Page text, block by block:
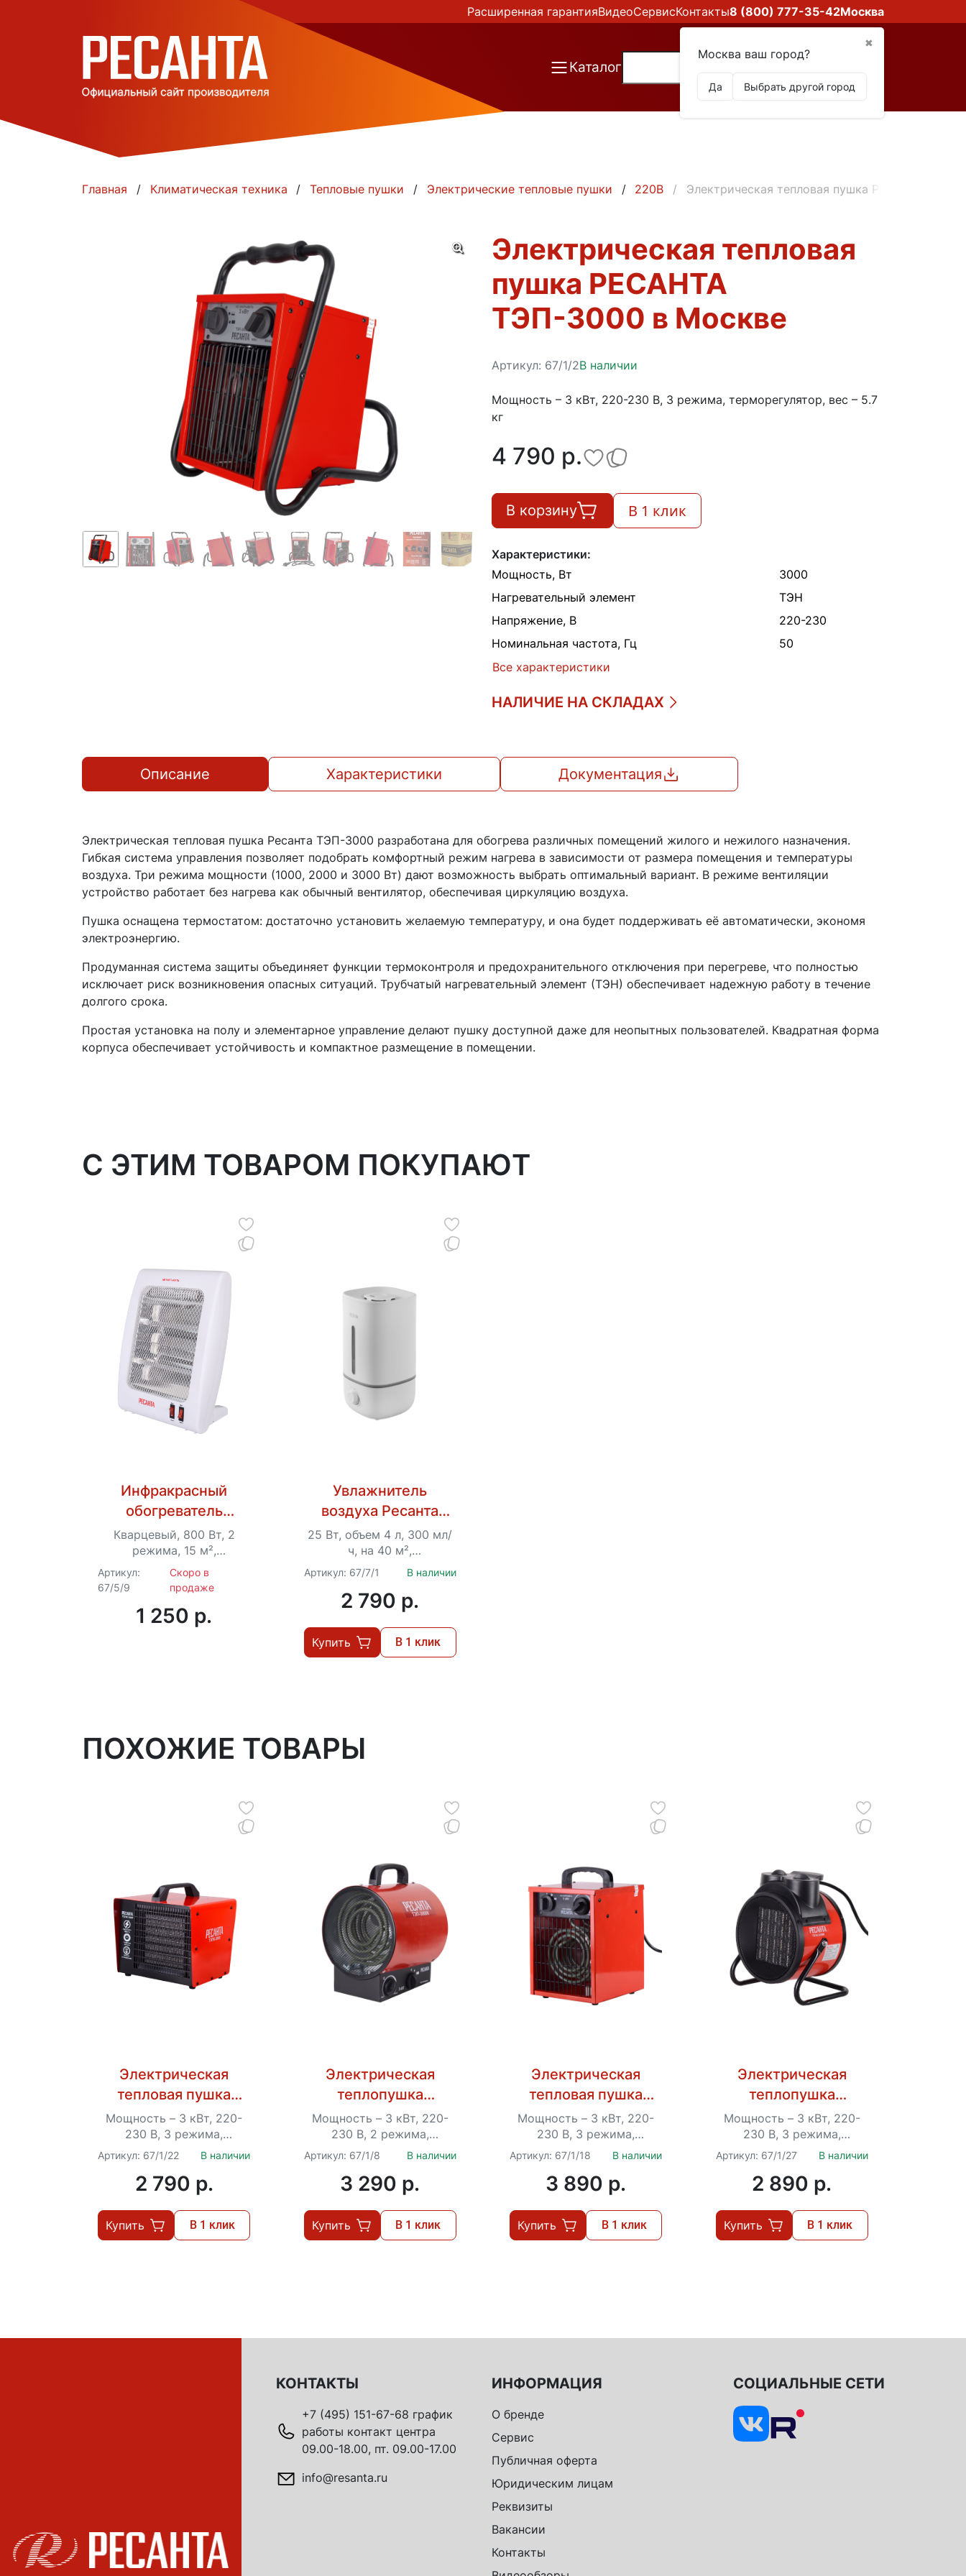
Расширенная гарантияВидеоСервисКонтакты8 (800) 777-35-42Москва
✖
Москва ваш город?
Да Выбрать другой город
Каталог
Главная Климатическая техника Тепловые пушки Электрические тепловые пушки 220В Электрическая тепловая пушка РЕСАНТА ТЭП-
Электрическая тепловая
пушка РЕСАНТА
ТЭП-3000 в Москве
Артикул: 67/1/2В наличии
Мощность – 3 кВт, 220-230 В, 3 режима, терморегулятор, вес – 5.7
кг
4 790 p.
В корзину В 1 клик
Характеристики:
Мощность, Вт
3000
Нагревательный элемент
ТЭН
Напряжение, В
220-230
Номинальная частота, Гц
50
Все характеристики
НАЛИЧИЕ НА СКЛАДАХ
Описание Характеристики Документация
Электрическая тепловая пушка Ресанта ТЭП-3000 разработана для обогрева различных помещений жилого и нежилого назначения.
Гибкая система управления позволяет подобрать комфортный режим нагрева в зависимости от размера помещения и температуры
воздуха. Три режима мощности (1000, 2000 и 3000 Вт) дают возможность выбрать оптимальный вариант. В режиме вентиляции
устройство работает без нагрева как обычный вентилятор, обеспечивая циркуляцию воздуха.
Пушка оснащена термостатом: достаточно установить желаемую температуру, и она будет поддерживать её автоматически, экономя
электроэнергию.
Продуманная система защиты объединяет функции термоконтроля и предохранительного отключения при перегреве, что полностью
исключает риск возникновения опасных ситуаций. Трубчатый нагревательный элемент (ТЭН) обеспечивает надежную работу в течение
долгого срока.
Простая установка на полу и элементарное управление делают пушку доступной даже для неопытных пользователей. Квадратная форма
корпуса обеспечивает устойчивость и компактное размещение в помещении.
C ЭТИМ ТОВАРОМ ПОКУПАЮТ
Инфракрасный
обогреватель
(кварцевый) Ресанта
ИКО-800Л
Кварцевый, 800 Вт, 2
режима, 15 м²,
напольный, белый
Артикул:
67/5/9
Скоро в
продаже
1 250 p.
Увлажнитель
воздуха Ресанта
УВ-3
25 Вт, объем 4 л, 300 мл/
ч, на 40 м²,
ультразвуковой
Артикул: 67/7/1 В наличии
2 790 p.
Купить В 1 клик
ПОХОЖИЕ ТОВАРЫ
Электрическая
тепловая пушка
РЕСАНТА
ТЭПК-3000
Мощность – 3 кВт, 220-
230 В, 3 режима,
терморегулятор, вес – 3.1
Артикул: 67/1/22 В наличии
2 790 p.
Купить В 1 клик
Электрическая
теплопушка
РЕСАНТА
ТЭП-3000К
Мощность – 3 кВт, 220-
230 В, 2 режима,
терморегулятор, вес – 3
Артикул: 67/1/8 В наличии
3 290 p.
Купить В 1 клик
Электрическая
тепловая пушка
РЕСАНТА
ТЭП-3000Н
Мощность – 3 кВт, 220-
230 В, 3 режима,
терморегулятор, вес – 5.2
Артикул: 67/1/18 В наличии
3 890 p.
Купить В 1 клик
Электрическая
теплопушка
РЕСАНТА
ТЭПК-3000K
Мощность – 3 кВт, 220-
230 В, 3 режима,
терморегулятор, вес – 2.4
Артикул: 67/1/27 В наличии
2 890 p.
Купить В 1 клик
КОНТАКТЫ
+7 (495) 151-67-68 график
работы контакт центра
09.00-18.00, пт. 09.00-17.00
info@resanta.ru
ИНФОРМАЦИЯ
О бренде
Сервис
Публичная оферта
Юридическим лицам
Реквизиты
Вакансии
Контакты
СОЦИАЛЬНЫЕ СЕТИ